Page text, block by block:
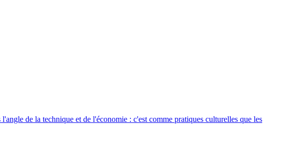
de la technique et de l'économie : c'est comme pratiques culturelles que les